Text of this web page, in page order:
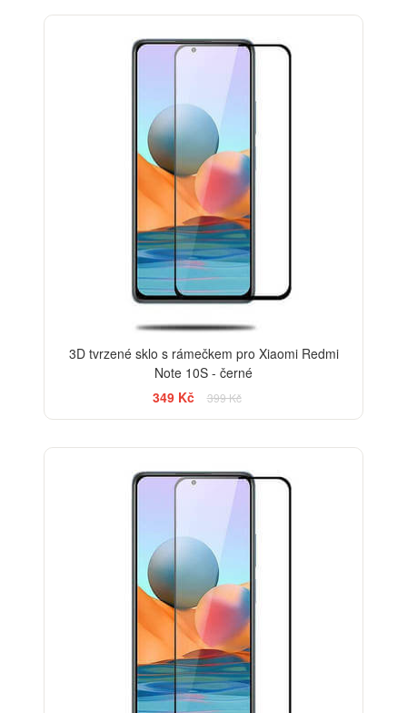
3D tvrzené sklo s rámečkem pro Xiaomi Redmi
Note 10S - černé
349 Kč
399 Kč